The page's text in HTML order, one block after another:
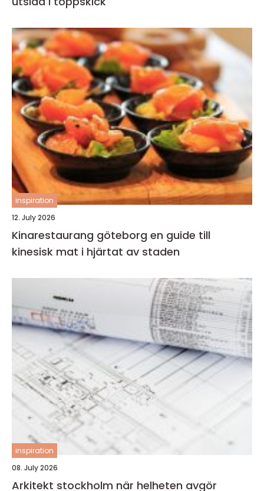
inspiration
12. July 2026
Kinarestaurang göteborg en guide till
kinesisk mat i hjärtat av staden
inspiration
08. July 2026
Arkitekt stockholm när helheten avgör